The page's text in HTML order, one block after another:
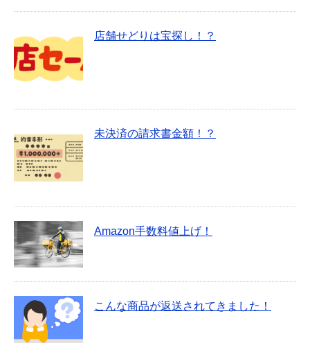
店舗せどりは宝探し！？
未決済の請求書金額！？
Amazon手数料値上げ！
こんな商品が返送されてきました！